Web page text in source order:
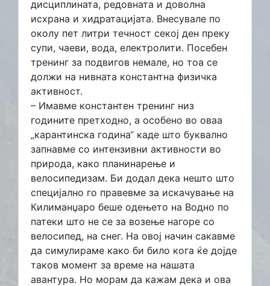
дисциплината, редовната и доволна
исхрана и хидратацијата. Внесувале по
околу пет литри течност секој ден преку
супи, чаеви, вода, електролити. Посебен
тренинг за подвигов немале, но тоа се
должи на нивната константна физичка
активност.
– Имавме константен тренинг низ
годините претходно, а особено во оваа
„карантинска година“ каде што буквално
запнавме со интензивни активности во
природа, како планинарење и
велосипедизам. Би додал дека нешто што
специјално го правевме за искачување на
Килиманџаро беше одењето на Водно по
патеки што не се за возење нагоре со
велосипед, на снег. На овој начин сакавме
да симулираме како би било кога ќе дојде
таков момент за време на нашата
авантура. Но морам да кажам дека и ова